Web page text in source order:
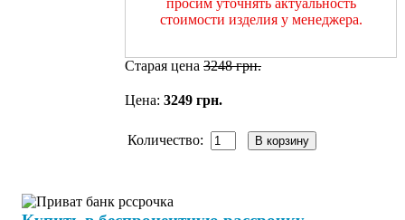
просим уточнять актуальность
стоимости изделия у менеджера.
Старая цена 3248 грн.
Цена: 3249 грн.
Количество: